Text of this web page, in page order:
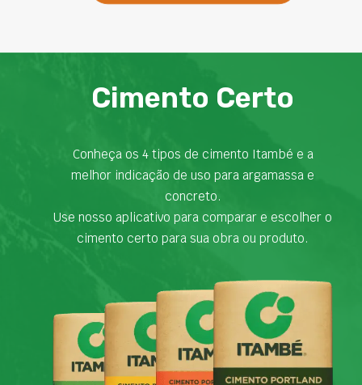
Cimento Certo
Conheça os 4 tipos de cimento Itambé e a
melhor indicação de uso para argamassa e
concreto.
Use nosso aplicativo para comparar e escolher o
cimento certo para sua obra ou produto.